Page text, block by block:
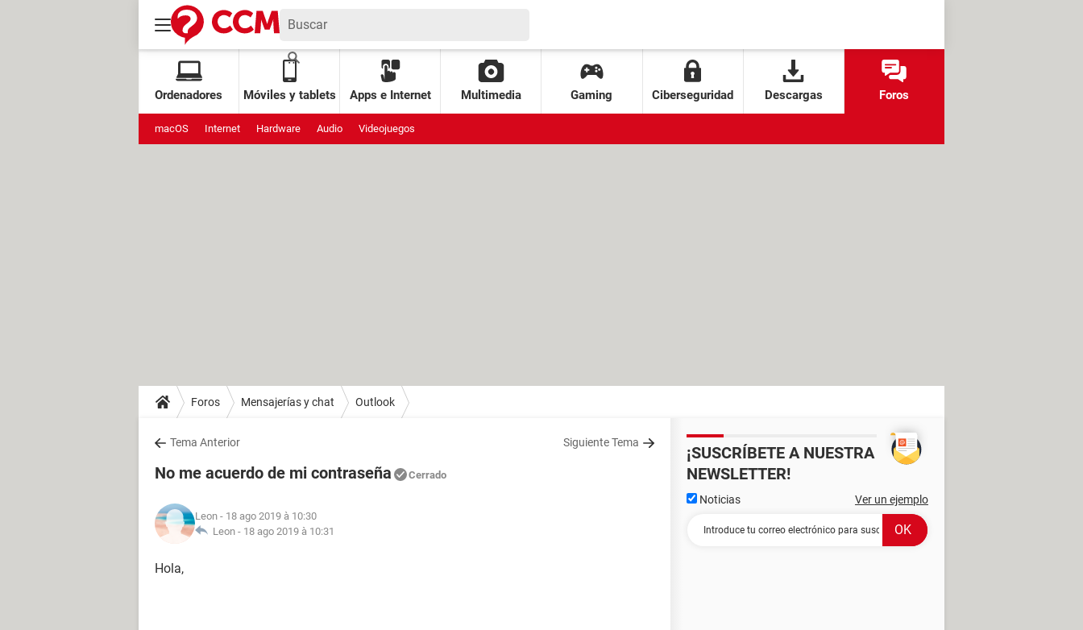
Ordenadores Móviles y tablets Apps e Internet Multimedia Gaming Ciberseguridad Descargas Foros
macOS Internet Hardware Audio Videojuegos
Foros Mensajerías y chat Outlook
Tema Anterior Siguiente Tema
No me acuerdo de mi contraseña Cerrado
Leon - 18 ago 2019 à 10:30
Leon - 18 ago 2019 à 10:31
Hola,
¡SUSCRÍBETE A NUESTRA
NEWSLETTER!
Noticias Ver un ejemplo